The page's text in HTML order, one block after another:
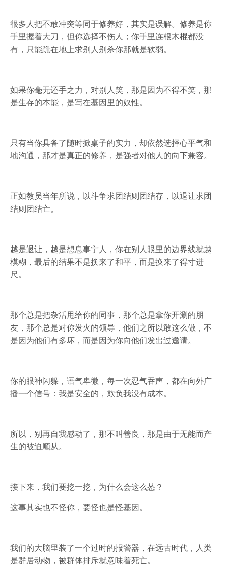
很多人把不敢冲突等同于修养好，其实是误解。修养是你
手里握着大刀，但你选择不伤人；你手里连根木棍都没
有，只能跪在地上求别人别杀你那就是软弱。
如果你毫无还手之力，对别人笑，那是因为不得不笑，那
是生存的本能，是写在基因里的奴性。
只有当你具备了随时掀桌子的实力，却依然选择心平气和
地沟通，那才是真正的修养，是强者对他人的向下兼容。
正如教员当年所说，以斗争求团结则团结存，以退让求团
结则团结亡。
越是退让，越是想息事宁人，你在别人眼里的边界线就越
模糊，最后的结果不是换来了和平，而是换来了得寸进
尺。
那个总是把杂活甩给你的同事，那个总是拿你开涮的朋
友，那个总是对你发火的领导，他们之所以敢这么做，不
是因为他们有多坏，而是因为你向他们发出过邀请。
你的眼神闪躲，语气卑微，每一次忍气吞声，都在向外广
播一个信号：我是安全的，欺负我没有成本。
所以，别再自我感动了，那不叫善良，那是由于无能而产
生的被迫顺从。
接下来，我们要挖一挖，为什么会这么怂？
这事其实也不怪你，要怪也是怪基因。
我们的大脑里装了一个过时的报警器，在远古时代，人类
是群居动物，被群体排斥就意味着死亡。